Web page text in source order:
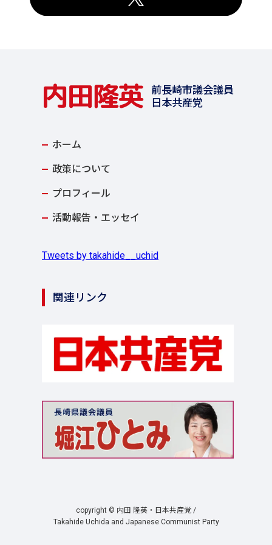
内田隆英
前長崎市議会議員
日本共産党
ホーム
政策について
プロフィール
活動報告・エッセイ
Tweets by takahide__uchid
関連リンク
copyright © 内田 隆英・日本共産党 /
Takahide Uchida and Japanese Communist Party